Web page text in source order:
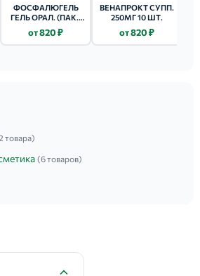
ФОСФАЛЮГЕЛЬ
ГЕЛЬ ОРАЛ. (ПАК.)
от 820 ₽
ВЕНАПРОКТ СУПП.
250МГ 10 ШТ.
от 820 ₽
товара)
(6 товаров)